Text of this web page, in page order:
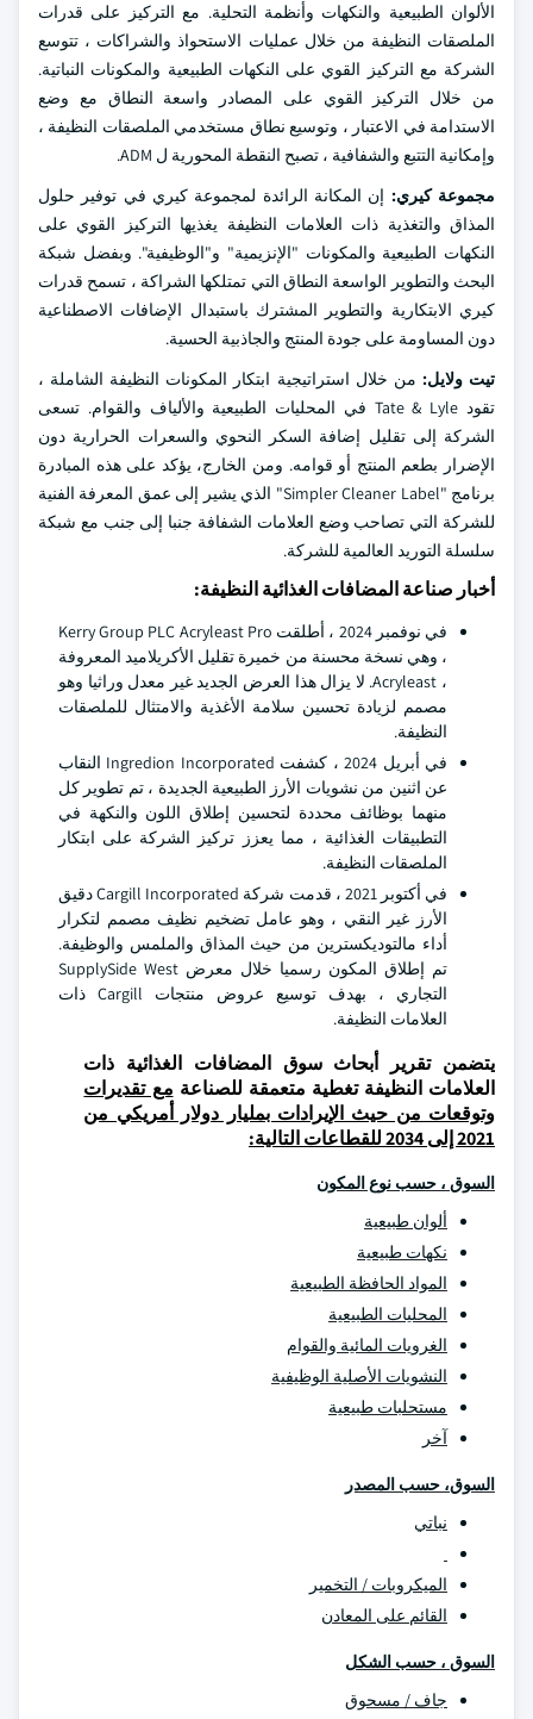
الألوان الطبيعية والنكهات وأنظمة التحلية. مع التركيز على قدرات
الملصقات النظيفة من خلال عمليات الاستحواذ والشراكات ، تتوسع
الشركة مع التركيز القوي على النكهات الطبيعية والمكونات النباتية.
من خلال التركيز القوي على المصادر واسعة النطاق مع وضع
الاستدامة في الاعتبار ، وتوسيع نطاق مستخدمي الملصقات النظيفة ،
وإمكانية التتبع والشفافية ، تصبح النقطة المحورية ل ADM.
مجموعة كيري: إن المكانة الرائدة لمجموعة كيري في توفير حلول
المذاق والتغذية ذات العلامات النظيفة يغذيها التركيز القوي على
النكهات الطبيعية والمكونات "الإنزيمية" و"الوظيفية". وبفضل شبكة
البحث والتطوير الواسعة النطاق التي تمتلكها الشراكة ، تسمح قدرات
كيري الابتكارية والتطوير المشترك باستبدال الإضافات الاصطناعية
دون المساومة على جودة المنتج والجاذبية الحسية.
تيت ولايل: من خلال استراتيجية ابتكار المكونات النظيفة الشاملة ،
تقود Tate & Lyle في المحليات الطبيعية والألياف والقوام. تسعى
الشركة إلى تقليل إضافة السكر النحوي والسعرات الحرارية دون
الإضرار بطعم المنتج أو قوامه. ومن الخارج، يؤكد على هذه المبادرة
برنامج "Simpler Cleaner Label" الذي يشير إلى عمق المعرفة الفنية
للشركة التي تصاحب وضع العلامات الشفافة جنبا إلى جنب مع شبكة
سلسلة التوريد العالمية للشركة.
أخبار صناعة المضافات الغذائية النظيفة:
في نوفمبر 2024 ، أطلقت Kerry Group PLC Acryleast Pro
، وهي نسخة محسنة من خميرة تقليل الأكريلاميد المعروفة
، Acryleast. لا يزال هذا العرض الجديد غير معدل وراثيا وهو
مصمم لزيادة تحسين سلامة الأغذية والامتثال للملصقات
النظيفة.
في أبريل 2024 ، كشفت Ingredion Incorporated النقاب
عن اثنين من نشويات الأرز الطبيعية الجديدة ، تم تطوير كل
منهما بوظائف محددة لتحسين إطلاق اللون والنكهة في
التطبيقات الغذائية ، مما يعزز تركيز الشركة على ابتكار
الملصقات النظيفة.
في أكتوبر 2021 ، قدمت شركة Cargill Incorporated دقيق
الأرز غير النقي ، وهو عامل تضخيم نظيف مصمم لتكرار
أداء مالتوديكسترين من حيث المذاق والملمس والوظيفة.
تم إطلاق المكون رسميا خلال معرض SupplySide West
التجاري ، بهدف توسيع عروض منتجات Cargill ذات
العلامات النظيفة.
يتضمن تقرير أبحاث سوق المضافات الغذائية ذات
العلامات النظيفة تغطية متعمقة للصناعة مع تقديرات
وتوقعات من حيث الإيرادات بمليار دولار أمريكي من
2021 إلى 2034 للقطاعات التالية:
السوق ، حسب نوع المكون
ألوان طبيعية
نكهات طبيعية
المواد الحافظة الطبيعية
المحليات الطبيعية
الغرويات المائية والقوام
النشويات الأصلية الوظيفية
مستحلبات طبيعية
آخر
السوق، حسب المصدر
نباتي
الميكروبات / التخمير
القائم على المعادن
السوق ، حسب الشكل
جاف / مسحوق